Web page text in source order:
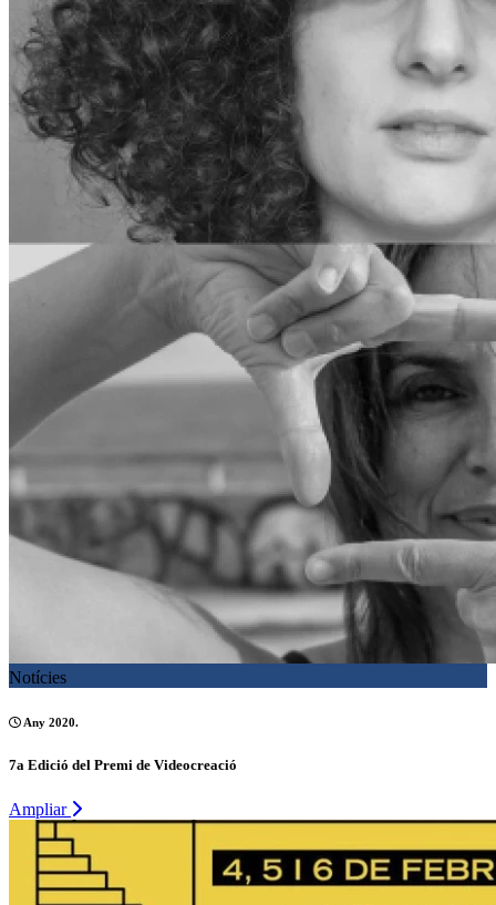
Notícies
Any 2020.
7a Edició del Premi de Videocreació
Ampliar